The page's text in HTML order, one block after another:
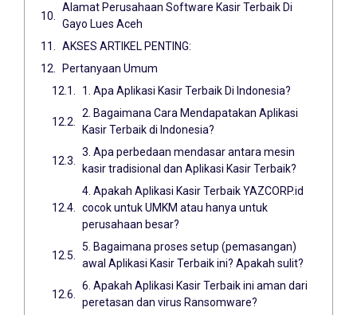
Alamat Perusahaan Software Kasir Terbaik Di
Gayo Lues Aceh
AKSES ARTIKEL PENTING:
Pertanyaan Umum
1. Apa Aplikasi Kasir Terbaik Di Indonesia?
2. Bagaimana Cara Mendapatakan Aplikasi
Kasir Terbaik di Indonesia?
3. Apa perbedaan mendasar antara mesin
kasir tradisional dan Aplikasi Kasir Terbaik?
4. Apakah Aplikasi Kasir Terbaik YAZCORP.id
cocok untuk UMKM atau hanya untuk
perusahaan besar?
5. Bagaimana proses setup (pemasangan)
awal Aplikasi Kasir Terbaik ini? Apakah sulit?
6. Apakah Aplikasi Kasir Terbaik ini aman dari
peretasan dan virus Ransomware?